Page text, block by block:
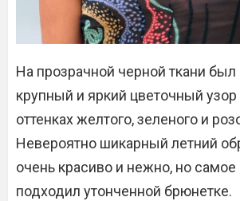
На прозрачной черной ткани был
крупный и яркий цветочный
оттенках желтого, зеленого и
Невероятно шикарный летний
очень красиво и нежно, но самое
подходил утонченной брюнетке.